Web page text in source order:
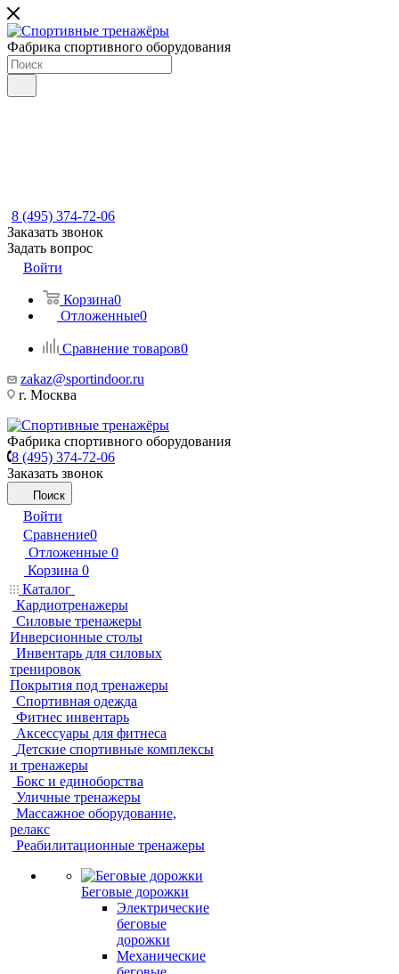
Фабрика спортивного оборудования
8 (495) 374-72-06
Заказать звонок
Задать вопрос
Войти
Корзина0
Отложенные0
Сравнение товаров0
zakaz@sportindoor.ru
г. Москва
Фабрика спортивного оборудования
8 (495) 374-72-06
Заказать звонок
Поиск
Войти
Сравнение0
Отложенные 0
Корзина 0
Каталог
Кардиотренажеры
Силовые тренажеры
Инверсионные столы
Инвентарь для силовых
тренировок
Покрытия под тренажеры
Спортивная одежда
Фитнес инвентарь
Аксессуары для фитнеса
Детские спортивные комплексы
и тренажеры
Бокс и единоборства
Уличные тренажеры
Массажное оборудование,
релакс
Реабилитационные тренажеры
Беговые дорожки
Электрические
беговые
дорожки
Механические